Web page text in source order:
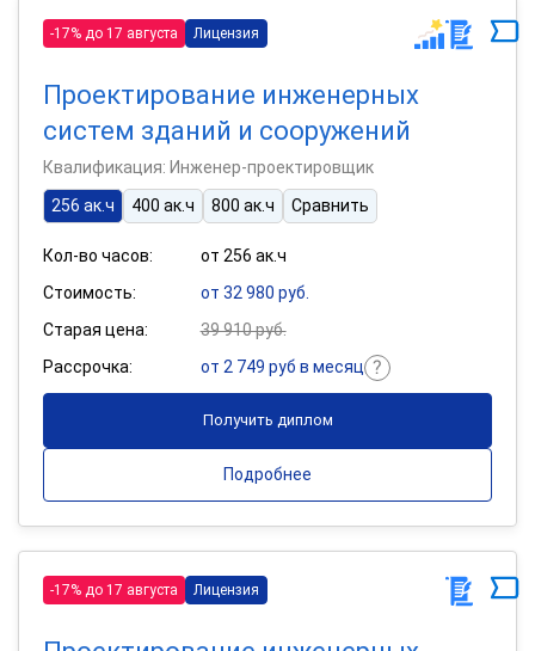
-17% до 17 августа Лицензия
Проектирование инженерных
систем зданий и сооружений
Квалификация: Инженер-проектировщик
256 ак.ч
400 ак.ч 800 ак.ч Сравнить
Кол-во часов:
от 256 ак.ч
Стоимость:
от 32 980 руб.
Старая цена:
39 910 руб.
Рассрочка:
от 2 749 руб в месяц
Получить диплом
Подробнее
-17% до 17 августа Лицензия